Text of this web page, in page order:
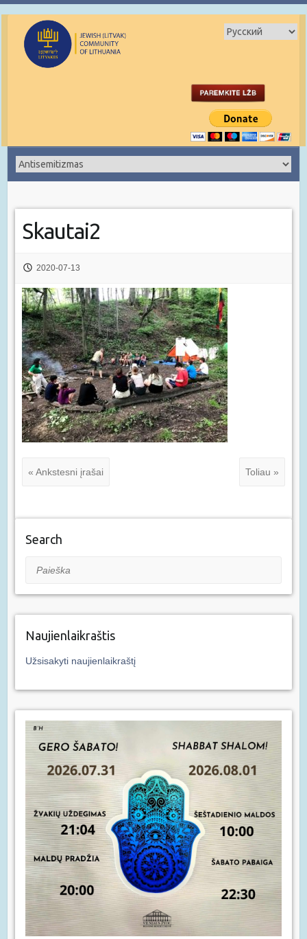
Skautai2
2020-07-13
« Ankstesni įrašai Toliau »
Search
Paieška
Naujienlaikraštis
Užsisakyti naujienlaikraštį